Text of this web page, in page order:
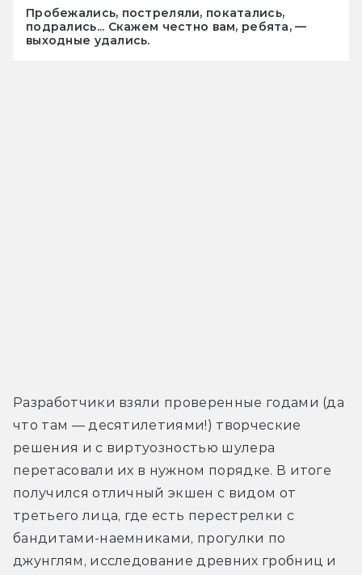
Пробежались, постреляли, покатались,
подрались... Скажем честно вам, ребята, —
выходные удались.
Разработчики взяли проверенные годами (да
что там — десятилетиями!) творческие
решения и с виртуозностью шулера
перетасовали их в нужном порядке. В итоге
получился отличный экшен с видом от
третьего лица, где есть перестрелки с
бандитами-наемниками, прогулки по
джунглям, исследование древних гробниц и